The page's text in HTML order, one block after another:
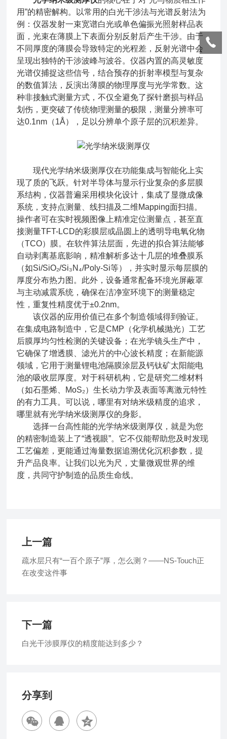
用”的精密解构。以常用的白光干涉法与光谱反射法为
例：仪器发射一束宽谱白光或单色偏振光照射样品表
面，光束在薄膜上下表面分别反射后产生干涉。由于
不同厚度的薄膜会导致特定的光程差，反射光谱中会
呈现出独特的干涉波峰与波谷。仪器内置的高灵敏度
光谱仪捕捉这些信号，结合预存的折射率模型与复杂
的数值算法，反演出薄膜的物理厚度与光学常数。这
种非接触式测量方式，不仅全避免了探针磨损与样品
划伤，更突破了传统物理测量的极限，测量分辨率可
达0.1nm（1Å），足以分辨单个原子层的沉积差异。
现代光学纳米级测厚仪在功能集成与智能化上实
现了质的飞跃。针对半导体与显示行业复杂的多层膜
系结构，仪器普遍采用模块化设计，集成了显微成像
系统，支持点测量、线扫描及二维Mapping面扫描。
操作者可在实时视频图像上精准定位测量点，甚至直
接测量TFT-LCD的彩膜层或晶圆上的透明导电氧化物
（TCO）膜。在软件算法层面，先进的拟合算法能够
自动剥离基底影响，精准解析多达十几层的堆叠膜系
（如Si/SiO₂/Si₃N₄/Poly-Si等），并实时显示每层膜的
厚度分布热力图。此外，设备通常配备环境光屏蔽罩
与主动减震系统，确保在洁净室环境下的测量稳定
性，重复性精度优于±0.2nm。
该仪器的应用价值已在多个制造领域得到验证。
在集成电路制造中，它是CMP（化学机械抛光）工艺
后膜厚均匀性检测的关键设备；在光学镜头生产中，
它确保了增透膜、滤光片的中心波长精度；在新能源
领域，它用于测量锂电池隔膜涂层及钙钛矿太阳能电
池的吸收层厚度。对于科研机构，它是研究二维材料
（如石墨烯、MoS₂）生长动力学及表面等离激元特性
的有力工具。可以说，哪里有对纳米级精度的追求，
哪里就有光学纳米级测厚仪的身影。
选择一台高性能的光学纳米级测厚仪，就是为您
的精密制造装上了“透视眼”。它不仅能帮助您及时发现
工艺偏差，更能通过海量数据追溯优化沉积参数，提
升产品良率。让我们以光为尺，丈量微观世界的维
度，共同守护制造的品质生命线。
上一篇
疏水层只有“一百个原子”厚，怎么测？——NS-Touch正
在改变这件事
下一篇
白光干涉膜厚仪的精度能达到多少？
分享到